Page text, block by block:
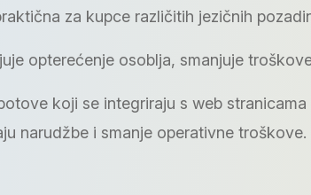
za kupce različitih jezičnih
opterećenje osoblja, smanjuje
koji se integriraju s web
narudžbe i smanje operativne